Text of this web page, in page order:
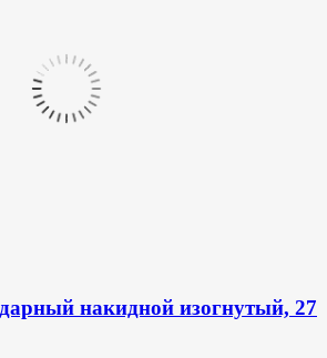
накидной изогнутый, 27